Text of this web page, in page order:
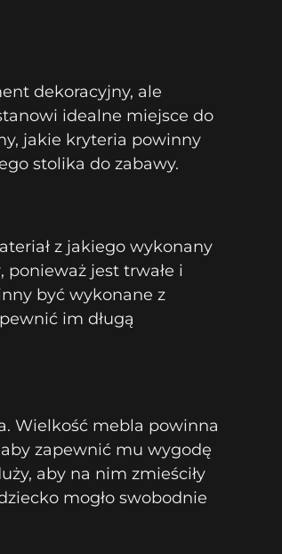
dekoracyjny, ale
idealne miejsce do
jakie kryteria powinny
stolika do zabawy.
z jakiego wykonany
jest trwałe i
być wykonane z
im długą
Wielkość mebla powinna
zapewnić mu wygodę
aby na nim zmieściły
mogło swobodnie